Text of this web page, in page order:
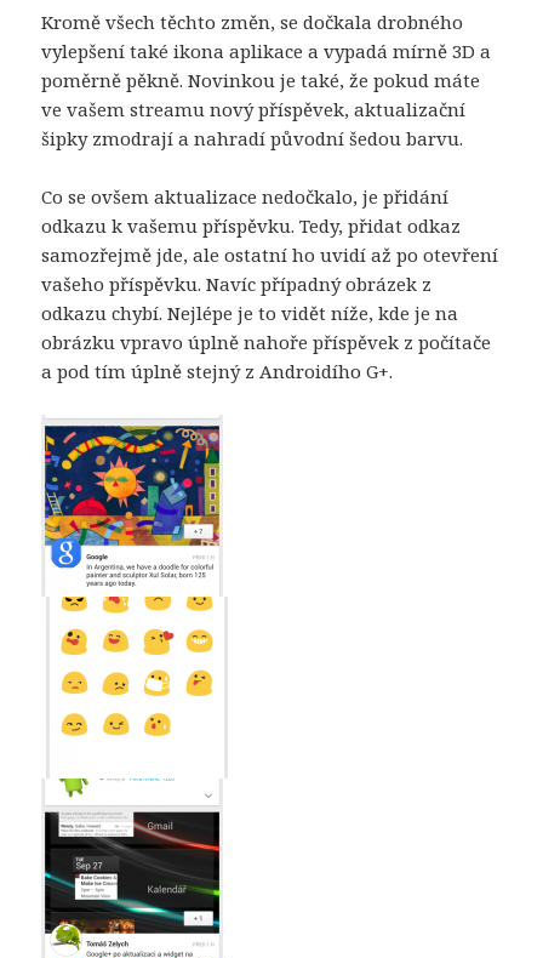
Kromě všech těchto změn, se dočkala drobného
vylepšení také ikona aplikace a vypadá mírně 3D a
poměrně pěkně. Novinkou je také, že pokud máte
ve vašem streamu nový příspěvek, aktualizační
šipky zmodrají a nahradí původní šedou barvu.
Co se ovšem aktualizace nedočkalo, je přidání
odkazu k vašemu příspěvku. Tedy, přidat odkaz
samozřejmě jde, ale ostatní ho uvidí až po otevření
vašeho příspěvku. Navíc případný obrázek z
odkazu chybí. Nejlépe je to vidět níže, kde je na
obrázku vpravo úplně nahoře příspěvek z počítače
a pod tím úplně stejný z Androidího G+.